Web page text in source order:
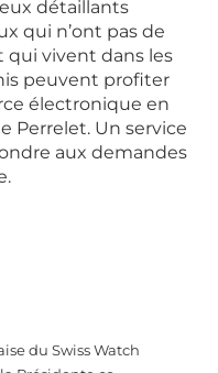
détaillants
qui n’ont pas de
qui vivent dans les
peuvent profiter
électronique en
Perrelet. Un service
aux demandes
du Swiss Watch